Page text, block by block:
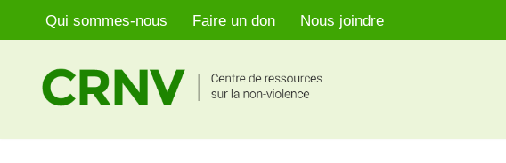
contenu
Qui sommes-nous Faire un don Nous joindre